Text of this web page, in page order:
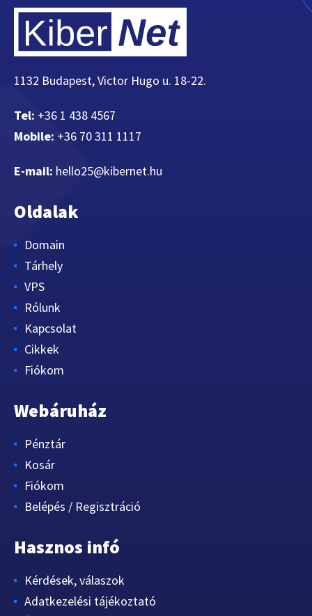
1132 Budapest, Victor Hugo u. 18-22.
Tel: +36 1 438 4567
Mobile: +36 70 311 1117
E-mail: hello25@kibernet.hu
Oldalak
Domain
Tárhely
VPS
Rólunk
Kapcsolat
Cikkek
Fiókom
Webáruház
Pénztár
Kosár
Fiókom
Belépés / Regisztráció
Hasznos infó
Kérdések, válaszok
Adatkezelési tájékoztató